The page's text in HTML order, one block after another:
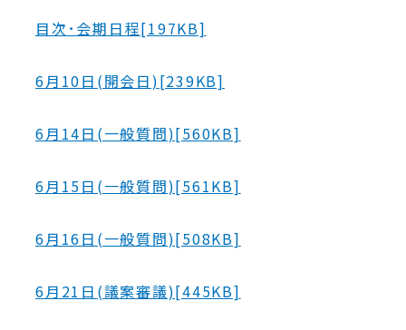
目次･会期日程[197KB]
6月10日(開会日)[239KB]
6月14日(一般質問)[560KB]
6月15日(一般質問)[561KB]
6月16日(一般質問)[508KB]
6月21日(議案審議)[445KB]